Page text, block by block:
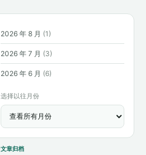
2026 年 8 月 (1)
2026 年 7 月 (3)
2026 年 6 月 (6)
选择以往月份
文章归档